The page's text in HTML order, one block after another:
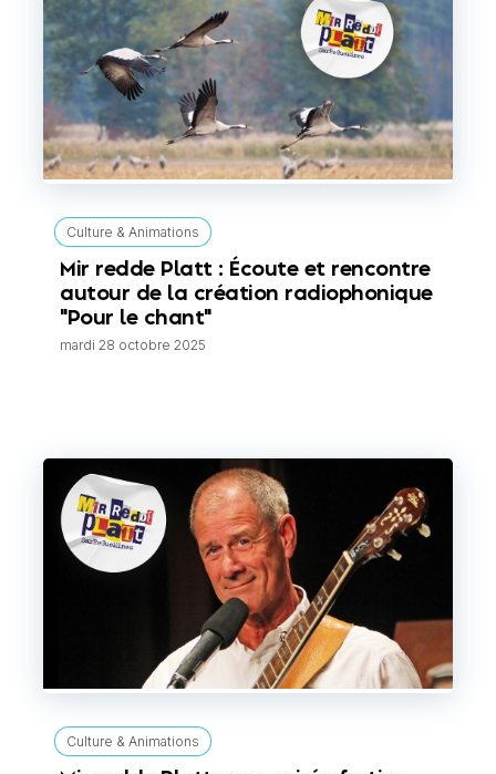
Culture & Animations
Mir redde Platt : Écoute et rencontre
autour de la création radiophonique
"Pour le chant"
mardi 28 octobre 2025
Culture & Animations